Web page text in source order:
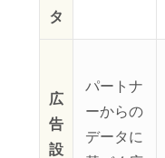
タ
広
告
設
パートナ
ーからの
データに